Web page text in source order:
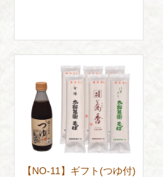
【NO-11】ギフト(つゆ付)